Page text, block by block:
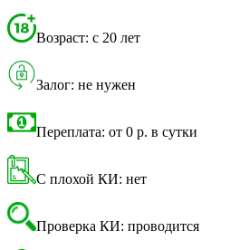
Возраст: с 20 лет
Залог: не нужен
Переплата: от 0 р. в сутки
С плохой КИ: нет
Проверка КИ: проводится